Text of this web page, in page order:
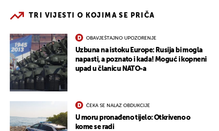
TRI VIJESTI O KOJIMA SE PRIČA
OBAVJEŠTAJNO UPOZORENJE
Uzbuna na istoku Europe: Rusija bi mogla
napasti, a poznato i kada! Moguć i kopneni
upad u članicu NATO-a
ČEKA SE NALAZ OBDUKCIJE
U moru pronađeno tijelo: Otkriveno o
kome se radi